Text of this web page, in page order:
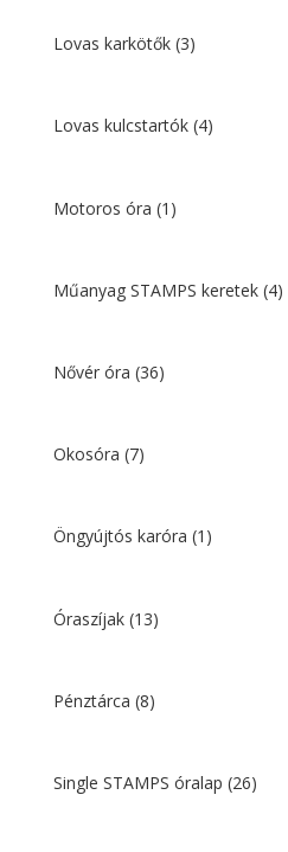
Lovas karkötők (3)
Lovas kulcstartók (4)
Motoros óra (1)
Műanyag STAMPS keretek (4)
Nővér óra (36)
Okosóra (7)
Öngyújtós karóra (1)
Óraszíjak (13)
Pénztárca (8)
Single STAMPS óralap (26)